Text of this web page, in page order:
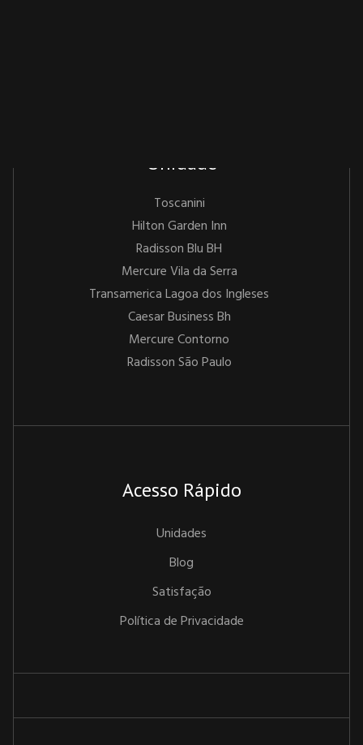
Unidade
Toscanini
Hilton Garden Inn
Radisson Blu BH
Mercure Vila da Serra
Transamerica Lagoa dos Ingleses
Caesar Business Bh
Mercure Contorno
Radisson São Paulo
Acesso Rápido
Unidades
Blog
Satisfação
Política de Privacidade